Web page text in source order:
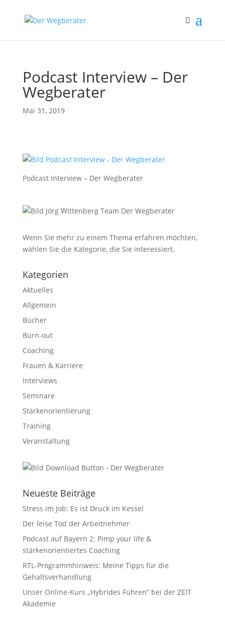
Podcast Interview – Der
Wegberater
Mai 31, 2019
Podcast Interview – Der Wegberater
Wenn Sie mehr zu einem Thema erfahren möchten,
wählen Sie die Kategorie, die Sie interessiert.
Kategorien
Aktuelles
Allgemein
Bücher
Burn-out
Coaching
Frauen & Karriere
Interviews
Seminare
Stärkenorientierung
Training
Veranstaltung
Neueste Beiträge
Stress im Job: Es ist Druck im Kessel
Der leise Tod der Arbeitnehmer
Podcast auf Bayern 2: Pimp your life &
stärkenorientiertes Coaching
RTL-Programmhinweis: Meine Tipps für die
Gehaltsverhandlung
Unser Online-Kurs „Hybrides Führen“ bei der ZEIT
Akademie